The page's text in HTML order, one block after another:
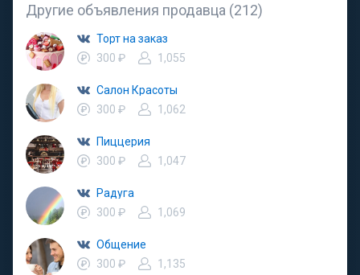
Другие объявления продавца (212)
Торт на заказ
300 ₽
1,055
Салон Красоты
300 ₽
1,062
Пиццерия
300 ₽
1,047
Радуга
300 ₽
1,069
Общение
300 ₽
1,135